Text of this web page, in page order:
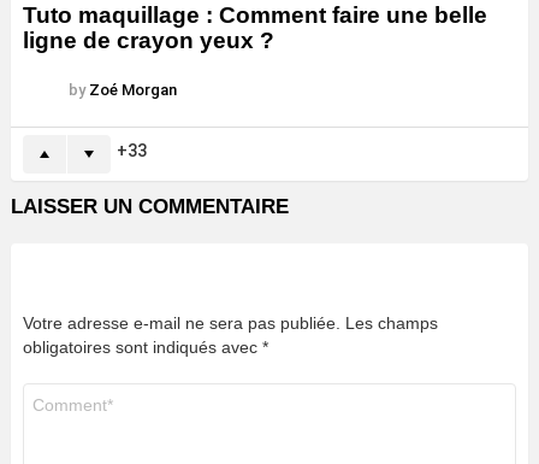
Tuto maquillage : Comment faire une belle
ligne de crayon yeux ?
by Zoé Morgan
33
LAISSER UN COMMENTAIRE
Votre adresse e-mail ne sera pas publiée. Les champs
obligatoires sont indiqués avec *